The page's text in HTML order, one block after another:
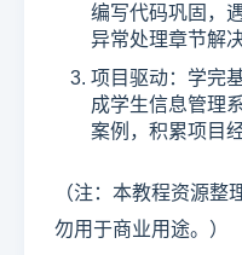
编写代码巩固，
异常处理章节解决
项目驱动：学完
成学生信息管理
案例，积累项目经
（注：本教程资源
勿用于商业用途。）